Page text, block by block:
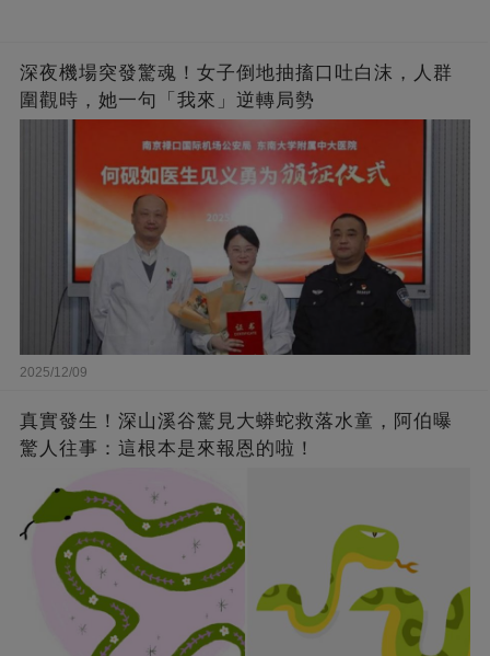
深夜機場突發驚魂！女子倒地抽搐口吐白沫，人群
圍觀時，她一句「我來」逆轉局勢
2025/12/09
真實發生！深山溪谷驚見大蟒蛇救落水童，阿伯曝
驚人往事：這根本是來報恩的啦！